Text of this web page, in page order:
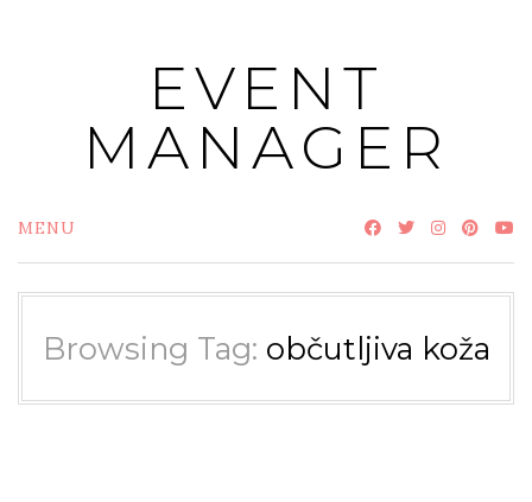
EVENT
MANAGER
MENU
Browsing Tag: občutljiva koža